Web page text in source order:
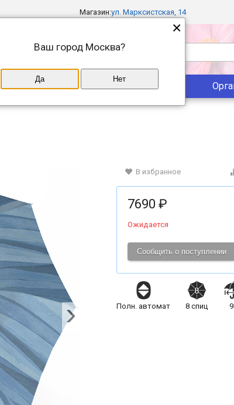
Магазин:ул. Марксистская, 14
Популярные Магазины
В избранное
7690 ₽
Ожидается
Сообщить о поступлении
Полн. автомат 8 спиц
×
Ваш город Москва?
Да Нет